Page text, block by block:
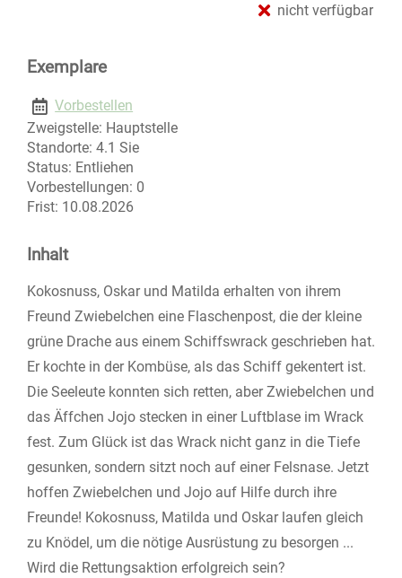
nicht verfügbar
Exemplare
Vorbestellen
Zweigstelle: Hauptstelle
Standorte: 4.1 Sie
Status: Entliehen
Vorbestellungen: 0
Frist: 10.08.2026
Inhalt
Kokosnuss, Oskar und Matilda erhalten von ihrem
Freund Zwiebelchen eine Flaschenpost, die der kleine
grüne Drache aus einem Schiffswrack geschrieben hat.
Er kochte in der Kombüse, als das Schiff gekentert ist.
Die Seeleute konnten sich retten, aber Zwiebelchen und
das Äffchen Jojo stecken in einer Luftblase im Wrack
fest. Zum Glück ist das Wrack nicht ganz in die Tiefe
gesunken, sondern sitzt noch auf einer Felsnase. Jetzt
hoffen Zwiebelchen und Jojo auf Hilfe durch ihre
Freunde! Kokosnuss, Matilda und Oskar laufen gleich
zu Knödel, um die nötige Ausrüstung zu besorgen ...
Wird die Rettungsaktion erfolgreich sein?